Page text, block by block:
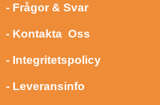
- Frågor & Svar
- Kontakta Oss
- Integritetspolicy
- Leveransinfo